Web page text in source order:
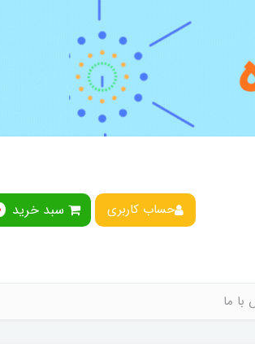
حساب کاربری سبد خرید
با ما